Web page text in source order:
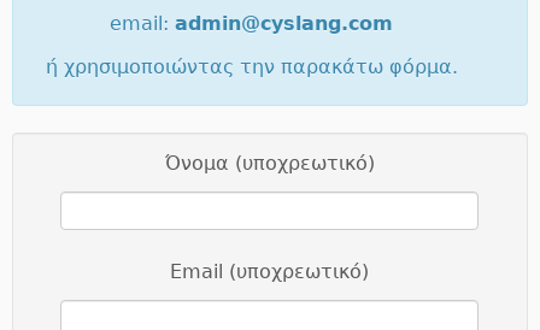
email:admin@cyslang.com
ή χρησιμοποιώντας την παρακάτω φόρμα.
Όνομα (υποχρεωτικό)
Email (υποχρεωτικό)